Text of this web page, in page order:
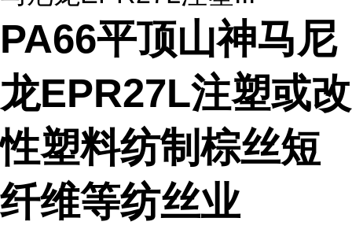
PA66平顶山神马尼
龙EPR27L注塑或改
性塑料纺制棕丝短
纤维等纺丝业